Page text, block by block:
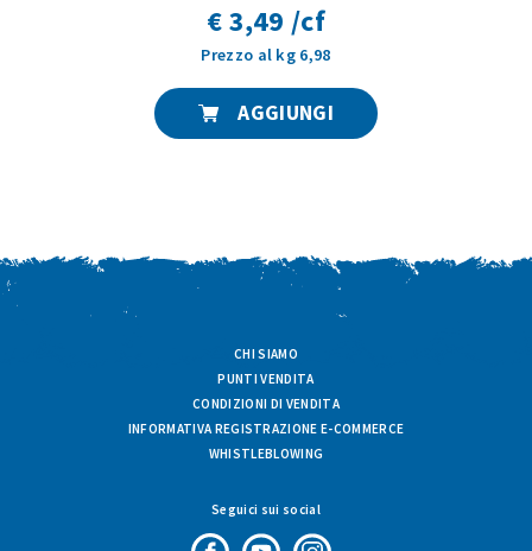
€ 3,49 /cf
Prezzo al kg 6,98
AGGIUNGI
CHI SIAMO
PUNTI VENDITA
CONDIZIONI DI VENDITA
INFORMATIVA REGISTRAZIONE E-COMMERCE
WHISTLEBLOWING
Seguici sui social